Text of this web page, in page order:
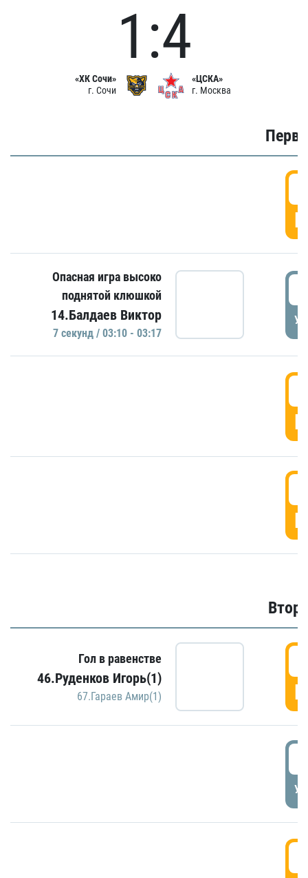
«ХК Сочи»
г. Сочи
1:4
«ЦСКА»
г. Москва
Опасная игра высоко
поднятой клюшкой
14.Балдаев Виктор
7 секунд / 03:10 - 03:17
Гол в равенстве
46.Руденков Игорь(1)
67.Гараев Амир(1)